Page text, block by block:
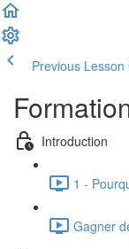
Previous Lesson
Introduction
1 -
Gagner